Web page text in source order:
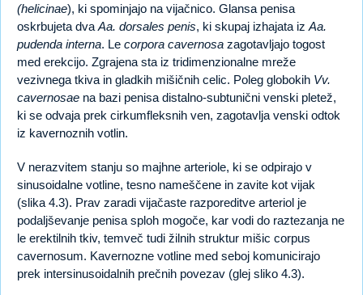
(helicinae), ki spominjajo na vijačnico. Glansa penisa
oskrbujeta dva Aa. dorsales penis, ki skupaj izhajata iz Aa.
pudenda interna. Le corpora cavernosa zagotavljajo togost
med erekcijo. Zgrajena sta iz tridimenzionalne mreže
vezivnega tkiva in gladkih mišičnih celic. Poleg globokih Vv.
cavernosae na bazi penisa distalno-subtunični venski pletež,
ki se odvaja prek cirkumfleksnih ven, zagotavlja venski odtok
iz kavernoznih votlin.
V nerazvitem stanju so majhne arteriole, ki se odpirajo v
sinusoidalne votline, tesno nameščene in zavite kot vijak
(slika 4.3). Prav zaradi vijačaste razporeditve arteriol je
podaljševanje penisa sploh mogoče, kar vodi do raztezanja ne
le erektilnih tkiv, temveč tudi žilnih struktur mišic corpus
cavernosum. Kavernozne votline med seboj komunicirajo
prek intersinusoidalnih prečnih povezav (glej sliko 4.3).